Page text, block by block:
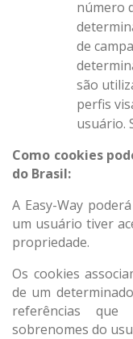
número
de
são
perfis
usuário.
Como cookies
do Brasil:
A Easy-Way
um usuário tiver
propriedade.
Os cookies
de um
referências
sobrenomes do